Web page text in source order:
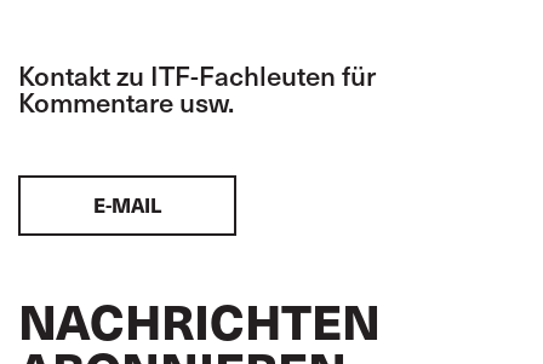
Kontakt zu ITF-Fachleuten für
Kommentare usw.
E-MAIL
NACHRICHTEN